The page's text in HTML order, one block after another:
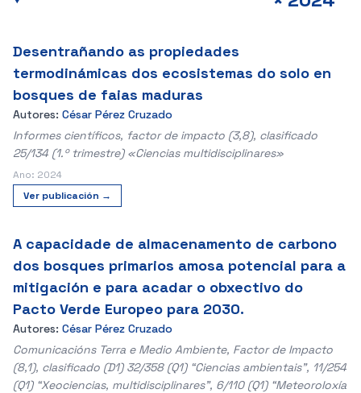
Desentrañando as propiedades
termodinámicas dos ecosistemas do solo en
bosques de faias maduras
Autores: César Pérez Cruzado
Informes científicos, factor de impacto (3,8), clasificado
25/134 (1.º trimestre) «Ciencias multidisciplinares»
Ano: 2024
Ver publicación →
A capacidade de almacenamento de carbono
dos bosques primarios amosa potencial para a
mitigación e para acadar o obxectivo do
Pacto Verde Europeo para 2030.
Autores: César Pérez Cruzado
Comunicacións Terra e Medio Ambiente, Factor de Impacto
(8,1), clasificado (D1) 32/358 (Q1) “Ciencias ambientais”, 11/254
(Q1) “Xeociencias, multidisciplinares”, 6/110 (Q1) “Meteoroloxía